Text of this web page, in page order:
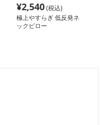
¥2,540(税込)
極上やすらぎ 低反発ネ
ックピロー